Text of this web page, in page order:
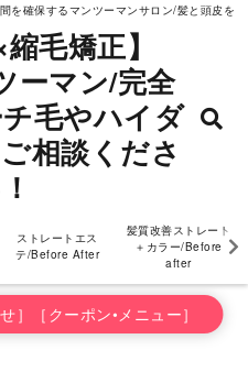
を確保するマンツーマンサロン/髪と頭皮を
毛矯正】
ーマン/完全
毛やハイダ
相談くださ
ストレートエス
テ/Before After
髪質改善ストレート
＋カラー/Before
after
］［クーポン•メニュー］